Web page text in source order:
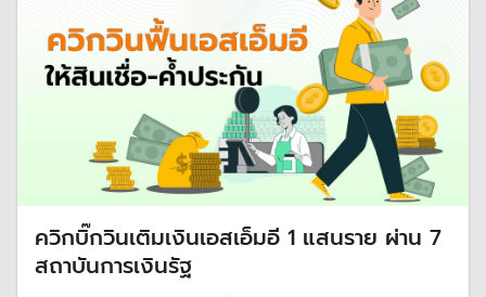
ควิกบิ๊กวินเติมเงินเอสเอ็มอี 1 แสนราย ผ่าน 7
สถาบันการเงินรัฐ